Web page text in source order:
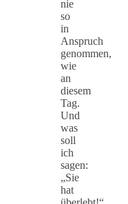
nie
so
in
Anspruch
genommen,
wie
an
diesem
Tag.
Und
was
soll
ich
sagen:
„Sie
hat